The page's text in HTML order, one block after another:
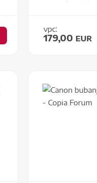
vpc:
179,00 EUR